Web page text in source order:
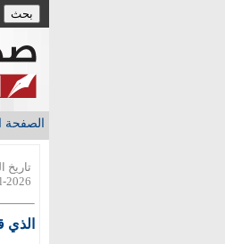
الصفحة
تاريخ
2026
الذي